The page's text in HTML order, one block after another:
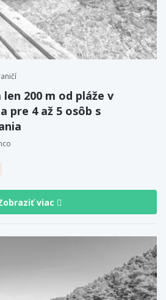
200 m od pláže v
pre 4 až 5 osôb s
viac